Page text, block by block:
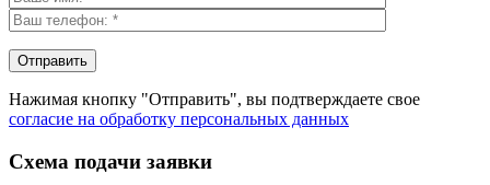
Нажимая кнопку "Отправить", вы подтверждаете свое
согласие на обработку персональных данных
Схема подачи заявки